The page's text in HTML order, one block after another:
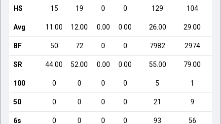
HS 15 19 0 0 129 104
Avg 11.00 12.00 0.00 0.00 26.00 29.00
BF 50 72 0 0 7982 2974
SR 44.00 52.00 0.00 0.00 55.00 79.00
100 0 0 0 0 5 1
50 0 0 0 0 21 9
6s 0 0 0 0 93 56